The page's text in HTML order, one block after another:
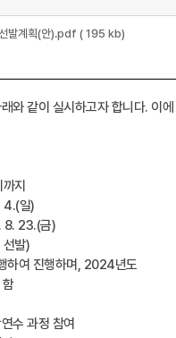
발계획(안).pdf ( 195 kb)
와 같이 실시하고자 합니다. 이
지
4.(일)
8. 23.(금)
발)
하여 진행하며, 2024년도
수 과정 참여